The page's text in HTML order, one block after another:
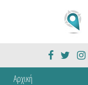
Αρχική